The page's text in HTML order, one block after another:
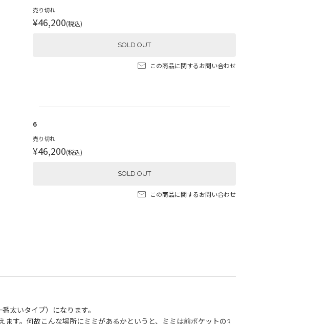
売り切れ
¥46,200(税込)
SOLD OUT
この商品に関するお問い合わせ
6
売り切れ
¥46,200(税込)
SOLD OUT
この商品に関するお問い合わせ
太いタイプ）になります。
す。何故こんな場所にミミがあるかというと、ミミは前ポケットの3